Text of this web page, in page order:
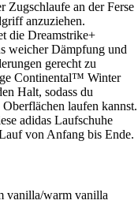
Zugschlaufe an der Ferse
anzuziehen.
die Dreamstrike+
weicher Dämpfung und
gerecht zu
Continental™ Winter
Halt, sodass du
laufen kannst.
adidas Laufschuhe
von Anfang bis Ende.
vanilla/warm vanilla